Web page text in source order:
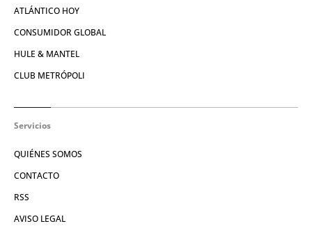
ATLÁNTICO HOY
CONSUMIDOR GLOBAL
HULE & MANTEL
CLUB METRÓPOLI
Servicios
QUIÉNES SOMOS
CONTACTO
RSS
AVISO LEGAL